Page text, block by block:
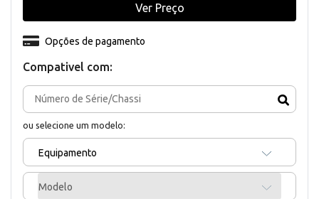
Compativel com:
ou selecione um modelo:
Equipamento
Modelo
Opções de pagamento
Ver Preço